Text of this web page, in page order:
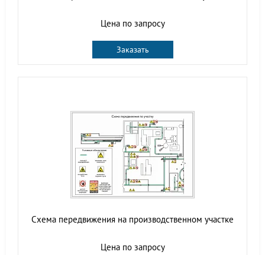
Цена по запросу
Заказать
Схема передвижения на производственном участке
Цена по запросу